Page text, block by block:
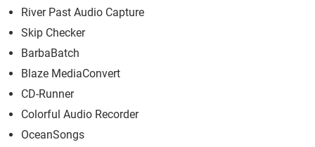
River Past Audio Capture
Skip Checker
BarbaBatch
Blaze MediaConvert
CD-Runner
Colorful Audio Recorder
OceanSongs